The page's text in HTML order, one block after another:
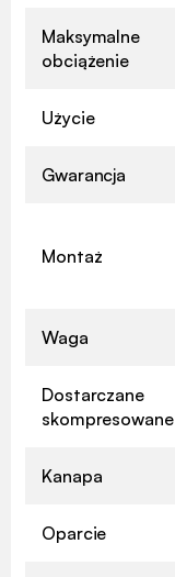
Maksymalne
obciążenie
Użycie
Gwarancja
Montaż
Waga
Dostarczane
skompresowane
Kanapa
Oparcie